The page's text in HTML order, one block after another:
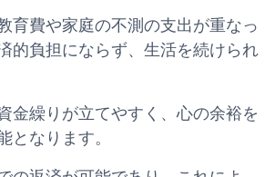
育費や家庭の不測の支出が重なっ
的負担にならず、生活を続けられ
金繰りが立てやすく、心の余裕を
となります。